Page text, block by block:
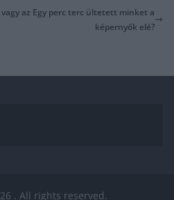
az Egy perc terc ültetett minket a
képernyők elé?
. All rights reserved.